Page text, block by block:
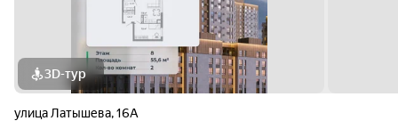
3D-тур
улица Латышева,16А